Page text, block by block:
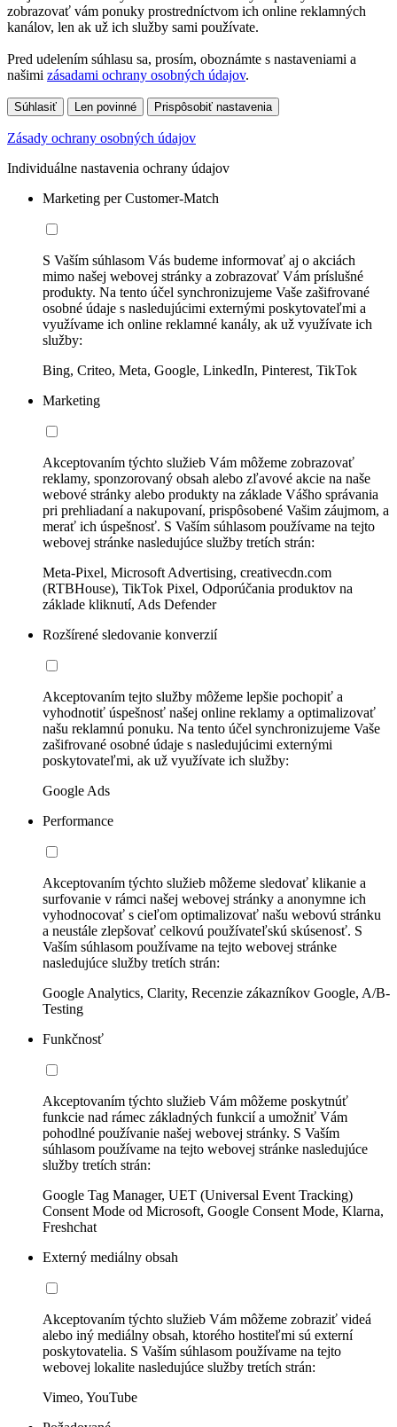
zobrazovať vám ponuky prostredníctvom ich online reklamných
kanálov, len ak už ich služby sami používate.
Pred udelením súhlasu sa, prosím, oboznámte s nastaveniami a
našimi zásadami ochrany osobných údajov.
Súhlasiť Len povinné Prispôsobiť nastavenia
Zásady ochrany osobných údajov
Individuálne nastavenia ochrany údajov
Marketing per Customer-Match
S Vaším súhlasom Vás budeme informovať aj o akciách
mimo našej webovej stránky a zobrazovať Vám príslušné
produkty. Na tento účel synchronizujeme Vaše zašifrované
osobné údaje s nasledujúcimi externými poskytovateľmi a
využívame ich online reklamné kanály, ak už využívate ich
služby:
Bing, Criteo, Meta, Google, LinkedIn, Pinterest, TikTok
Marketing
Akceptovaním týchto služieb Vám môžeme zobrazovať
reklamy, sponzorovaný obsah alebo zľavové akcie na naše
webové stránky alebo produkty na základe Vášho správania
pri prehliadaní a nakupovaní, prispôsobené Vašim záujmom, a
merať ich úspešnosť. S Vaším súhlasom používame na tejto
webovej stránke nasledujúce služby tretích strán:
Meta-Pixel, Microsoft Advertising, creativecdn.com
(RTBHouse), TikTok Pixel, Odporúčania produktov na
základe kliknutí, Ads Defender
Rozšírené sledovanie konverzií
Akceptovaním tejto služby môžeme lepšie pochopiť a
vyhodnotiť úspešnosť našej online reklamy a optimalizovať
našu reklamnú ponuku. Na tento účel synchronizujeme Vaše
zašifrované osobné údaje s nasledujúcimi externými
poskytovateľmi, ak už využívate ich služby:
Google Ads
Performance
Akceptovaním týchto služieb môžeme sledovať klikanie a
surfovanie v rámci našej webovej stránky a anonymne ich
vyhodnocovať s cieľom optimalizovať našu webovú stránku
a neustále zlepšovať celkovú používateľskú skúsenosť. S
Vaším súhlasom používame na tejto webovej stránke
nasledujúce služby tretích strán:
Google Analytics, Clarity, Recenzie zákazníkov Google, A/B-
Testing
Funkčnosť
Akceptovaním týchto služieb Vám môžeme poskytnúť
funkcie nad rámec základných funkcií a umožniť Vám
pohodlné používanie našej webovej stránky. S Vaším
súhlasom používame na tejto webovej stránke nasledujúce
služby tretích strán:
Google Tag Manager, UET (Universal Event Tracking)
Consent Mode od Microsoft, Google Consent Mode, Klarna,
Freshchat
Externý mediálny obsah
Akceptovaním týchto služieb Vám môžeme zobraziť videá
alebo iný mediálny obsah, ktorého hostiteľmi sú externí
poskytovatelia. S Vaším súhlasom používame na tejto
webovej lokalite nasledujúce služby tretích strán:
Vimeo, YouTube